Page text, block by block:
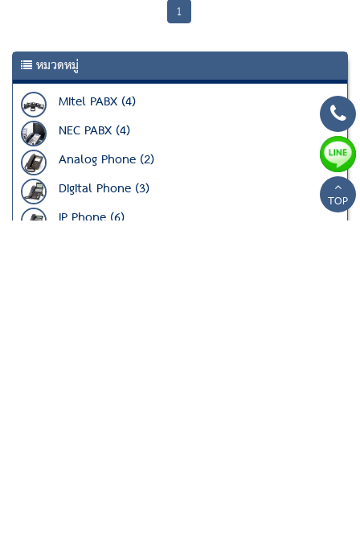
1
หมวดหมู่
Mitel PABX (4)
NEC PABX (4)
Analog Phone (2)
Digital Phone (3)
IP Phone (6)
TOP